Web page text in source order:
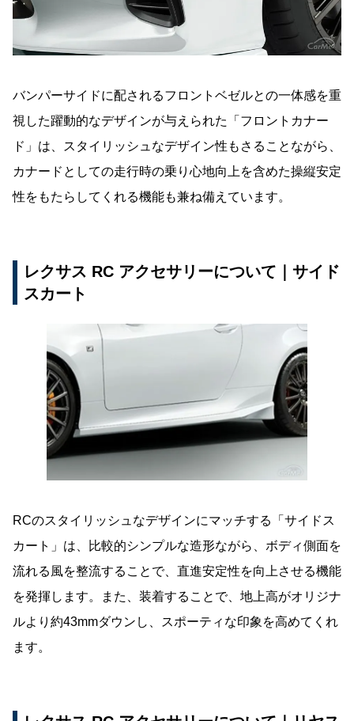
バンパーサイドに配されるフロントベゼルとの一体感を重
視した躍動的なデザインが与えられた「フロントカナー
ド」は、スタイリッシュなデザイン性もさることながら、
カナードとしての走行時の乗り心地向上を含めた操縦安定
性をもたらしてくれる機能も兼ね備えています。
レクサス RC アクセサリーについて｜サイド
スカート
RCのスタイリッシュなデザインにマッチする「サイドス
カート」は、比較的シンプルな造形ながら、ボディ側面を
流れる風を整流することで、直進安定性を向上させる機能
を発揮します。また、装着することで、地上高がオリジナ
ルより約43mmダウンし、スポーティな印象を高めてくれ
ます。